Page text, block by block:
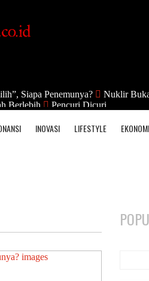
Siapa Penemunya?
Nuklir
Berlebih
Pencuri Dicuri
INOVASI LIFESTYLE